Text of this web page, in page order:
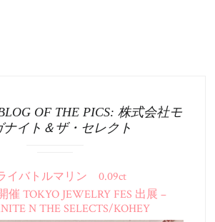
OF THE PICS: 株式会社モ
ナイト＆ザ・セレクト
イバトルマリン 0.09ct
催 TOKYO JEWELRY FES 出展 –
N THE SELECTS/KOHEY